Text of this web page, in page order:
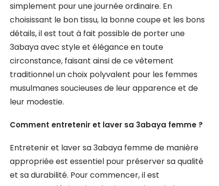
simplement pour une journée ordinaire. En
choisissant le bon tissu, la bonne coupe et les bons
détails, il est tout à fait possible de porter une
3abaya avec style et élégance en toute
circonstance, faisant ainsi de ce vêtement
traditionnel un choix polyvalent pour les femmes
musulmanes soucieuses de leur apparence et de
leur modestie.
Comment entretenir et laver sa 3abaya femme ?
Entretenir et laver sa 3abaya femme de manière
appropriée est essentiel pour préserver sa qualité
et sa durabilité. Pour commencer, il est